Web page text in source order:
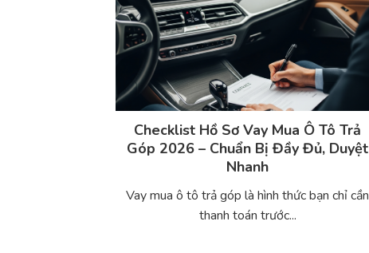
Checklist Hồ Sơ Vay Mua Ô Tô Trả
Góp 2026 – Chuẩn Bị Đầy Đủ, Duyệt
Nhanh
Vay mua ô tô trả góp là hình thức bạn chỉ cần
thanh toán trước...